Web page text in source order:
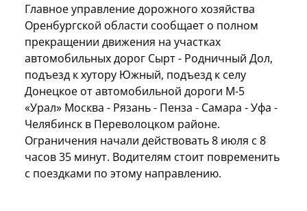
Главное управление дорожного хозяйства
Оренбургской области сообщает о полном
прекращении движения на участках
автомобильных дорог Сырт - Родничный Дол,
подъезд к хутору Южный, подъезд к селу
Донецкое от автомобильной дороги М-5
«Урал» Москва - Рязань - Пенза - Самара - Уфа -
Челябинск в Переволоцком районе.
Ограничения начали действовать 8 июля с 8
часов 35 минут. Водителям стоит повременить
с поездками по этому направлению.